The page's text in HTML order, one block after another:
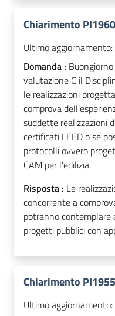
Chiarimento
Ultimo aggiornamento:
Domanda :
valutazione C il
le realizzazioni
comprova
suddette realizzazioni
certificati LEED o se
protocolli ovvero
CAM per l'edilizia.
Risposta : Le
concorrente a
potranno
progetti pubblici con
Chiarimento
Ultimo aggiornamento: